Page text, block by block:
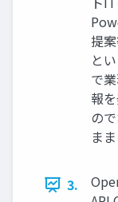
提
と
で
報
の
ま
3.